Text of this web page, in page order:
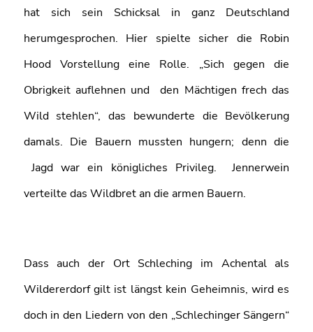
hat sich sein Schicksal in ganz Deutschland
herumgesprochen. Hier spielte sicher die Robin
Hood Vorstellung eine Rolle. „Sich gegen die
Obrigkeit auflehnen und den Mächtigen frech das
Wild stehlen“, das bewunderte die Bevölkerung
damals. Die Bauern mussten hungern; denn die
Jagd war ein königliches Privileg. Jennerwein
verteilte das Wildbret an die armen Bauern.
Dass auch der Ort Schleching im Achental als
Wildererdorf gilt ist längst kein Geheimnis, wird es
doch in den Liedern von den „Schlechinger Sängern“